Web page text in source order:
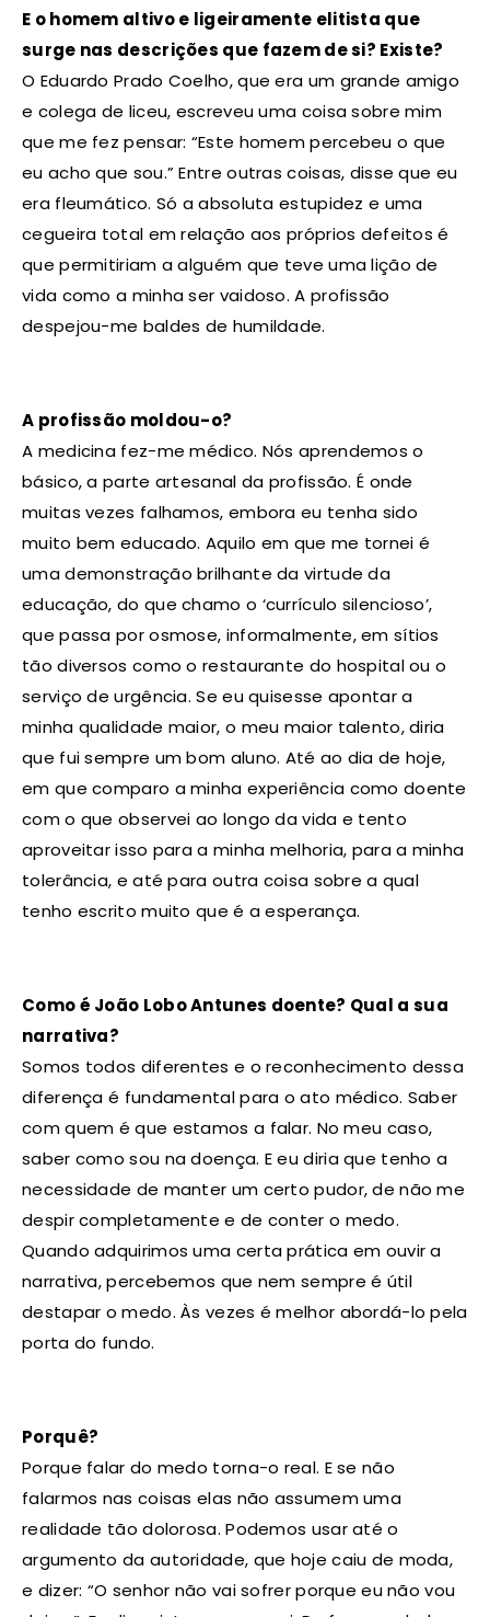
E o homem altivo e ligeiramente elitista que
surge nas descrições que fazem de si? Existe?
O Eduardo Prado Coelho, que era um grande amigo
e colega de liceu, escreveu uma coisa sobre mim
que me fez pensar: “Este homem percebeu o que
eu acho que sou.” Entre outras coisas, disse que eu
era fleumático. Só a absoluta estupidez e uma
cegueira total em relação aos próprios defeitos é
que permitiriam a alguém que teve uma lição de
vida como a minha ser vaidoso. A profissão
despejou-me baldes de humildade.
A profissão moldou-o?
A medicina fez-me médico. Nós aprendemos o
básico, a parte artesanal da profissão. É onde
muitas vezes falhamos, embora eu tenha sido
muito bem educado. Aquilo em que me tornei é
uma demonstração brilhante da virtude da
educação, do que chamo o ‘currículo silencioso’,
que passa por osmose, informalmente, em sítios
tão diversos como o restaurante do hospital ou o
serviço de urgência. Se eu quisesse apontar a
minha qualidade maior, o meu maior talento, diria
que fui sempre um bom aluno. Até ao dia de hoje,
em que comparo a minha experiência como doente
com o que observei ao longo da vida e tento
aproveitar isso para a minha melhoria, para a minha
tolerância, e até para outra coisa sobre a qual
tenho escrito muito que é a esperança.
Como é João Lobo Antunes doente? Qual a sua
narrativa?
Somos todos diferentes e o reconhecimento dessa
diferença é fundamental para o ato médico. Saber
com quem é que estamos a falar. No meu caso,
saber como sou na doença. E eu diria que tenho a
necessidade de manter um certo pudor, de não me
despir completamente e de conter o medo.
Quando adquirimos uma certa prática em ouvir a
narrativa, percebemos que nem sempre é útil
destapar o medo. Às vezes é melhor abordá-lo pela
porta do fundo.
Porquê?
Porque falar do medo torna-o real. E se não
falarmos nas coisas elas não assumem uma
realidade tão dolorosa. Podemos usar até o
argumento da autoridade, que hoje caiu de moda,
e dizer: “O senhor não vai sofrer porque eu não vou